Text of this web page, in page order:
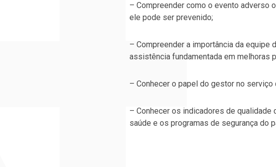
– Compreender como o evento adverso
ele pode ser prevenido;
– Compreender a importância da equipe
assistência fundamentada em melhoras
– Conhecer o papel do gestor no serviço
– Conhecer os indicadores de qualidade
saúde e os programas de segurança do